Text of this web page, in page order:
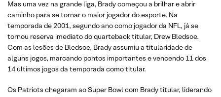
Mas uma vez na grande liga, Brady começou a brilhar e abrir
caminho para se tornar o maior jogador do esporte. Na
temporada de 2001, segundo ano como jogador da NFL, já se
tornou reserva imediato do quarteback titular, Drew Bledsoe.
Com as lesões de Bledsoe, Brady assumiu a titularidade de
alguns jogos, marcando pontos importantes e vencendo 11 dos
14 últimos jogos da temporada como titular.
Os Patriots chegaram ao Super Bowl com Brady titular, liderando